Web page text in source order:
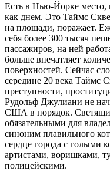
Есть в Нью-Йорке место,
как днем. Это Таймс
на площади, поражает.
себя более 300 тысяч
пассажиров, на ней
больше впечатляет
поверхностей. Сейчас
середине 20 века Таймс
преступности,
Рудольф Джулиани не
США в порядок.
обязательными для
синоним плавильного
сердце города с голыми
артистами, воришками,
полицейскими.